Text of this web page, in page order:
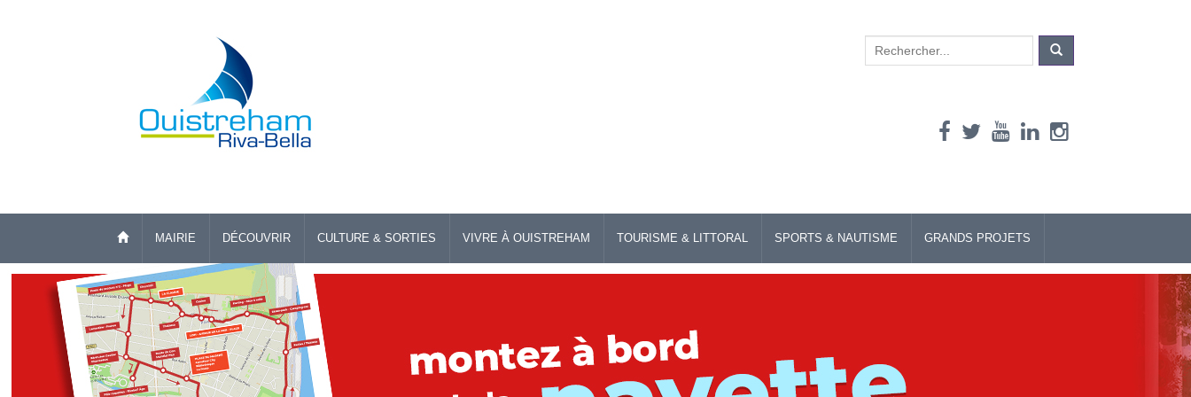
Search
for:
MAIRIE DÉCOUVRIR CULTURE & SORTIES VIVRE À OUISTREHAM TOURISME & LITTORAL SPORTS & NAUTISME GRANDS PROJETS